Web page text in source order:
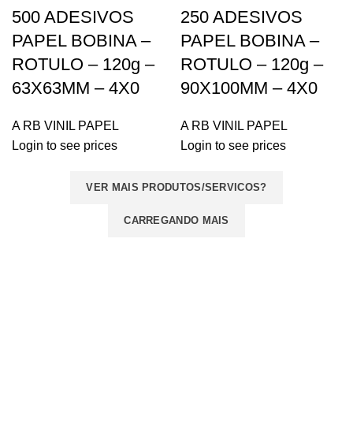
500 ADESIVOS
PAPEL BOBINA –
ROTULO – 120g –
63X63MM – 4X0
A RB VINIL PAPEL
Login to see prices
250 ADESIVOS
PAPEL BOBINA –
ROTULO – 120g –
90X100MM – 4X0
A RB VINIL PAPEL
Login to see prices
VER MAIS PRODUTOS/SERVICOS?
CARREGANDO MAIS